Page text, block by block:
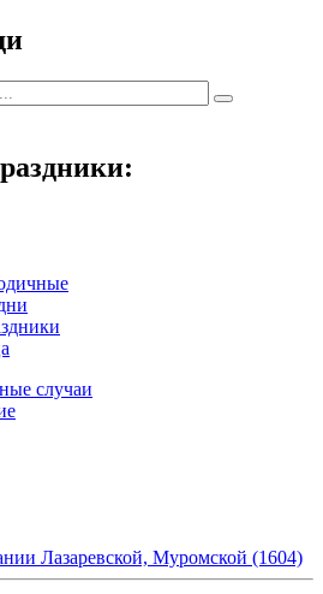
случаи
Лазаревской, Муромской (1604)